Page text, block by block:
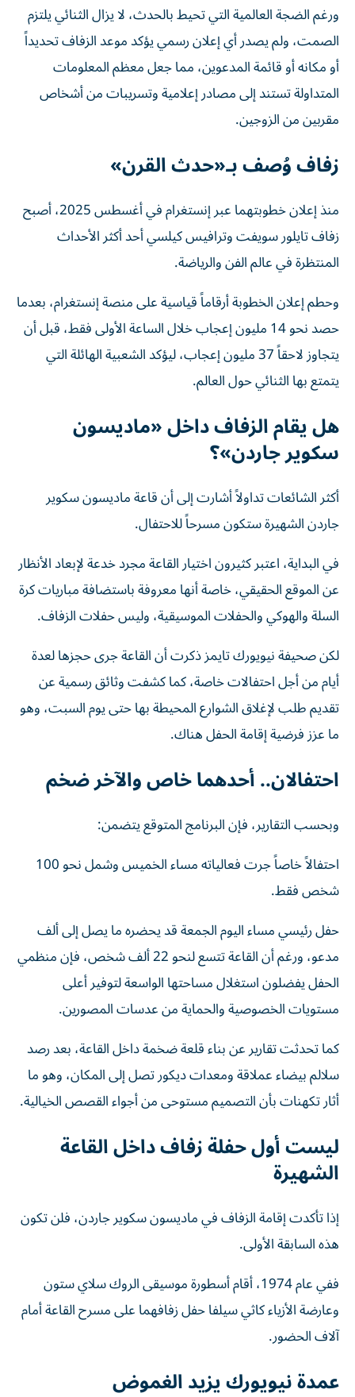
ورغم الضجة العالمية التي تحيط بالحدث، لا يزال الثنائي يلتزم
الصمت، ولم يصدر أي إعلان رسمي يؤكد موعد الزفاف تحديداً
أو مكانه أو قائمة المدعوين، مما جعل معظم المعلومات
المتداولة تستند إلى مصادر إعلامية وتسريبات من أشخاص
مقربين من الزوجين.
زفاف وُصف بـ«حدث القرن»
منذ إعلان خطوبتهما عبر إنستغرام في أغسطس 2025، أصبح
زفاف تايلور سويفت وترافيس كيلسي أحد أكثر الأحداث
المنتظرة في عالم الفن والرياضة.
وحطم إعلان الخطوبة أرقاماً قياسية على منصة إنستغرام، بعدما
حصد نحو 14 مليون إعجاب خلال الساعة الأولى فقط، قبل أن
يتجاوز لاحقاً 37 مليون إعجاب، ليؤكد الشعبية الهائلة التي
يتمتع بها الثنائي حول العالم.
هل يقام الزفاف داخل «ماديسون
سكوير جاردن»؟
أكثر الشائعات تداولاً أشارت إلى أن قاعة ماديسون سكوير
جاردن الشهيرة ستكون مسرحاً للاحتفال.
في البداية، اعتبر كثيرون اختيار القاعة مجرد خدعة لإبعاد الأنظار
عن الموقع الحقيقي، خاصة أنها معروفة باستضافة مباريات كرة
السلة والهوكي والحفلات الموسيقية، وليس حفلات الزفاف.
لكن صحيفة نيويورك تايمز ذكرت أن القاعة جرى حجزها لعدة
أيام من أجل احتفالات خاصة، كما كشفت وثائق رسمية عن
تقديم طلب لإغلاق الشوارع المحيطة بها حتى يوم السبت، وهو
ما عزز فرضية إقامة الحفل هناك.
احتفالان.. أحدهما خاص والآخر ضخم
وبحسب التقارير، فإن البرنامج المتوقع يتضمن:
احتفالاً خاصاً جرت فعالياته مساء الخميس وشمل نحو 100
شخص فقط.
حفل رئيسي مساء اليوم الجمعة قد يحضره ما يصل إلى ألف
مدعو، ورغم أن القاعة تتسع لنحو 22 ألف شخص، فإن منظمي
الحفل يفضلون استغلال مساحتها الواسعة لتوفير أعلى
مستويات الخصوصية والحماية من عدسات المصورين.
كما تحدثت تقارير عن بناء قلعة ضخمة داخل القاعة، بعد رصد
سلالم بيضاء عملاقة ومعدات ديكور تصل إلى المكان، وهو ما
أثار تكهنات بأن التصميم مستوحى من أجواء القصص الخيالية.
ليست أول حفلة زفاف داخل القاعة
الشهيرة
إذا تأكدت إقامة الزفاف في ماديسون سكوير جاردن، فلن تكون
هذه السابقة الأولى.
ففي عام 1974، أقام أسطورة موسيقى الروك سلاي ستون
وعارضة الأزياء كاثي سيلفا حفل زفافهما على مسرح القاعة أمام
آلاف الحضور.
عمدة نيويورك يزيد الغموض